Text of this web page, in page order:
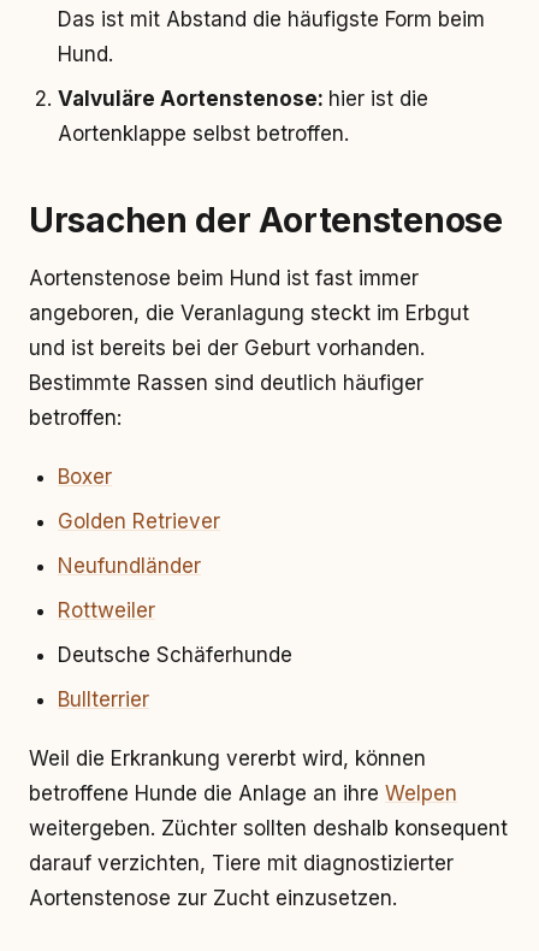
Das ist mit Abstand die häufigste Form beim
Hund.
Valvuläre Aortenstenose: hier ist die
Aortenklappe selbst betroffen.
Ursachen der Aortenstenose
Aortenstenose beim Hund ist fast immer
angeboren, die Veranlagung steckt im Erbgut
und ist bereits bei der Geburt vorhanden.
Bestimmte Rassen sind deutlich häufiger
betroffen:
Boxer
Golden Retriever
Neufundländer
Rottweiler
Deutsche Schäferhunde
Bullterrier
Weil die Erkrankung vererbt wird, können
betroffene Hunde die Anlage an ihre Welpen
weitergeben. Züchter sollten deshalb konsequent
darauf verzichten, Tiere mit diagnostizierter
Aortenstenose zur Zucht einzusetzen.